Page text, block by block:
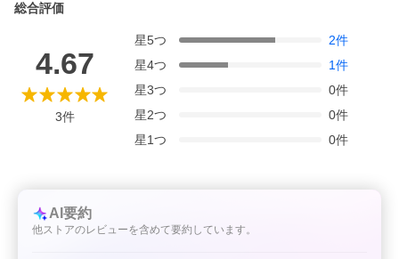
総合評価
4.67
3件
星5つ 2件
星4つ 1件
星3つ 0件
星2つ 0件
星1つ 0件
AI要約
他ストアのレビューを含めて要約しています。